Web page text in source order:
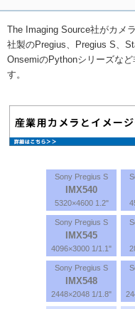
The Imaging Source社がカメ
社製のPregius、Pregius S、
OnsemiのPythonシリーズな
す。
Sony Pregius S
IMX540
5320×4600 1.2"
Sony Pregius S
IMX545
4096×3000 1/1.1"
Sony Pregius S
IMX548
2448×2048 1/1.8"